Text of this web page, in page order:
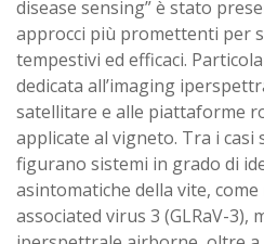
disease sensing” è stato
approcci più promettenti per
tempestivi ed efficaci.
dedicata all’imaging
satellitare e alle piattaforme
applicate al vigneto. Tra i
figurano sistemi in grado di
asintomatiche della vite,
associated virus 3 (GLRaV-3),